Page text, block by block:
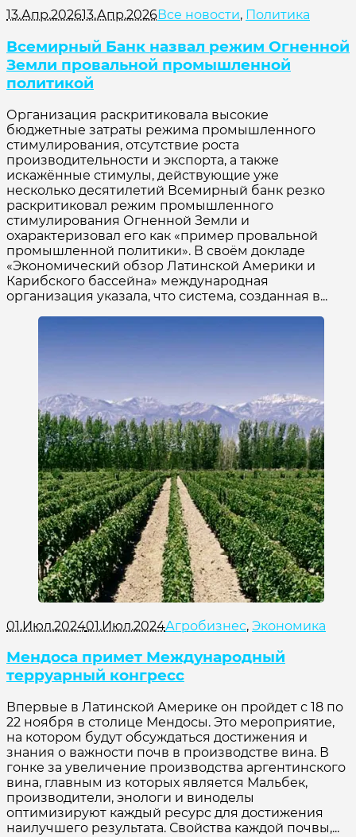
13.Апр.202613.Апр.2026Все новости, Политика
Всемирный Банк назвал режим Огненной
Земли провальной промышленной
политикой
Организация раскритиковала высокие
бюджетные затраты режима промышленного
стимулирования, отсутствие роста
производительности и экспорта, а также
искажённые стимулы, действующие уже
несколько десятилетий Всемирный банк резко
раскритиковал режим промышленного
стимулирования Огненной Земли и
охарактеризовал его как «пример провальной
промышленной политики». В своём докладе
«Экономический обзор Латинской Америки и
Карибского бассейна» международная
организация указала, что система, созданная в...
01.Июл.202401.Июл.2024Агробизнес, Экономика
Мендоса примет Международный
терруарный конгресс
Впервые в Латинской Америке он пройдет с 18 по
22 ноября в столице Мендосы. Это мероприятие,
на котором будут обсуждаться достижения и
знания о важности почв в производстве вина. В
гонке за увеличение производства аргентинского
вина, главным из которых является Мальбек,
производители, энологи и виноделы
оптимизируют каждый ресурс для достижения
наилучшего результата. Свойства каждой почвы,...